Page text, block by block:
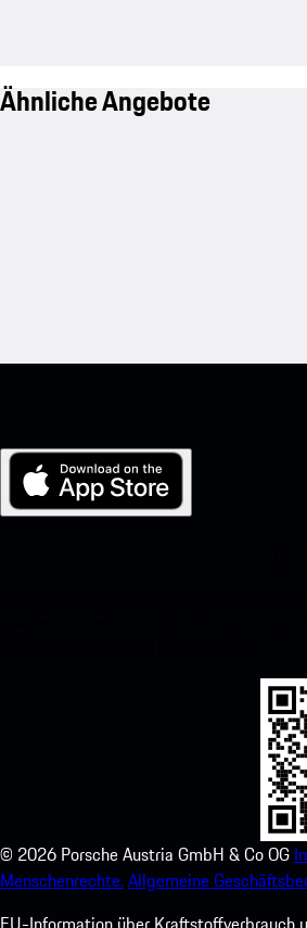
Ähnliche Angebote
© 2026 Porsche Austria GmbH & Co OG
Menschenrechte.Allgemeine